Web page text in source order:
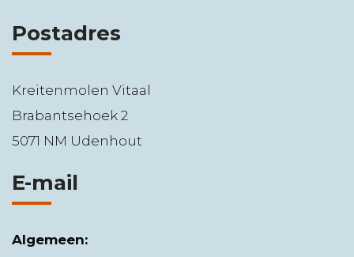
Postadres
Kreitenmolen Vitaal
Brabantsehoek 2
5071 NM Udenhout
E-mail
Algemeen: